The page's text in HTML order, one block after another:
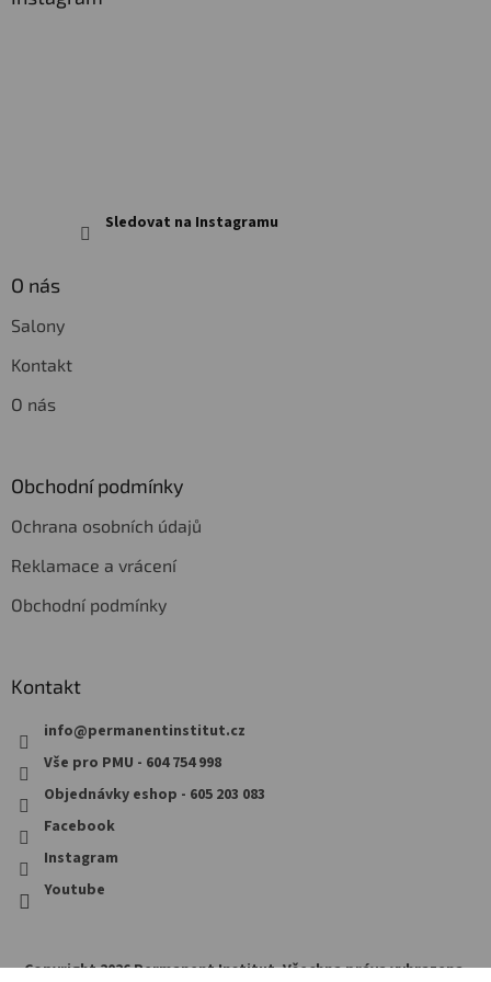
Sledovat na Instagramu
O nás
Salony
Kontakt
O nás
Obchodní podmínky
Ochrana osobních údajů
Reklamace a vrácení
Obchodní podmínky
Kontakt
info@permanentinstitut.cz
Vše pro PMU - 604 754 998
Objednávky eshop - 605 203 083
Facebook
Instagram
Youtube
Copyright 2026Permanent Institut. Všechna práva vyhrazena.